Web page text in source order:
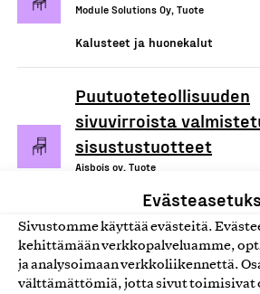
Sivustomme käyttää evästeitä.
kehittämään verkkopalveluamme,
ja analysoimaan verkkoliikennettä.
välttämättömiä, jotta sivut toimisivat
Module Solutions Oy, Tuote
Kalusteet ja huonekalut
Puutuoteteollisuuden
sivuvirroista
sisustustuotteet
Aisbois oy, Tuote
Kalusteet ja huonekalut